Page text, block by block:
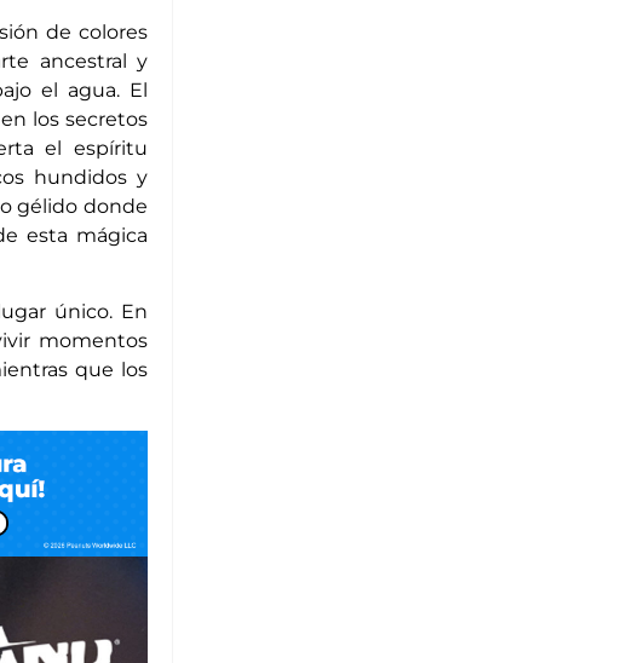
de colores
ancestral y
el agua. El
los secretos
el espíritu
hundidos y
gélido donde
esta mágica
único. En
momentos
que los